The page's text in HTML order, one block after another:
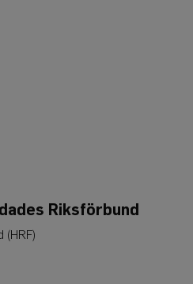
Riksförbund
(HRF)